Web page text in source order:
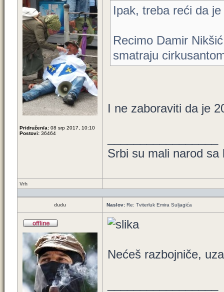
Pridružen/a: 08 srp 2017, 10:10
Postovi: 36464
Ipak, treba reći da
Recimo Damir
smatraju
I ne zaboraviti da je
Srbi su mali narod
Vrh
dudu Naslov: Re: Tviterluk Emira Suljagića
Nećeš razbojniče,